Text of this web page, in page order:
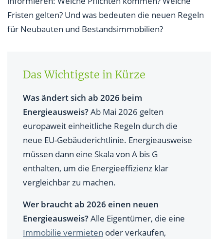
Fristen gelten? Und was bedeuten die neuen Regeln
für Neubauten und Bestandsimmobilien?
Das Wichtigste in Kürze
Was ändert sich ab 2026 beim
Energieausweis?Ab Mai 2026 gelten
europaweit einheitliche Regeln durch die
neue EU-Gebäuderichtlinie. Energieausweise
müssen dann eine Skala von A bis G
enthalten, um die Energieeffizienz klar
vergleichbar zu machen.
Wer braucht ab 2026 einen neuen
Energieausweis?Alle Eigentümer, die eine
Immobilie vermieten oder verkaufen,